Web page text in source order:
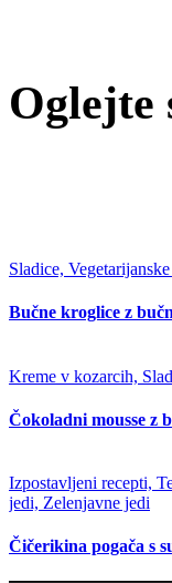
Oglejte
Sladice,
Bučne kroglice z
Kreme v kozarcih,
Čokoladni mousse z
Izpostavljeni recepti,
jedi, Zelenjavne jedi
Čičerikina pogača s